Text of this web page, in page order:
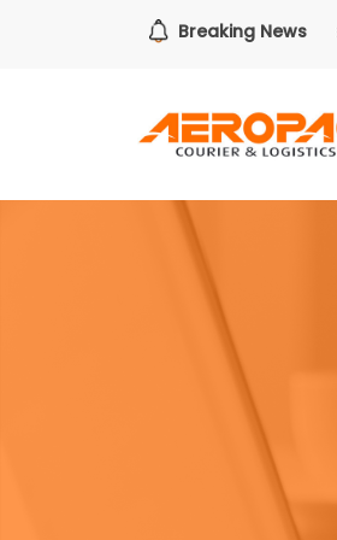
Breaking News
todo lo que viene. Volver